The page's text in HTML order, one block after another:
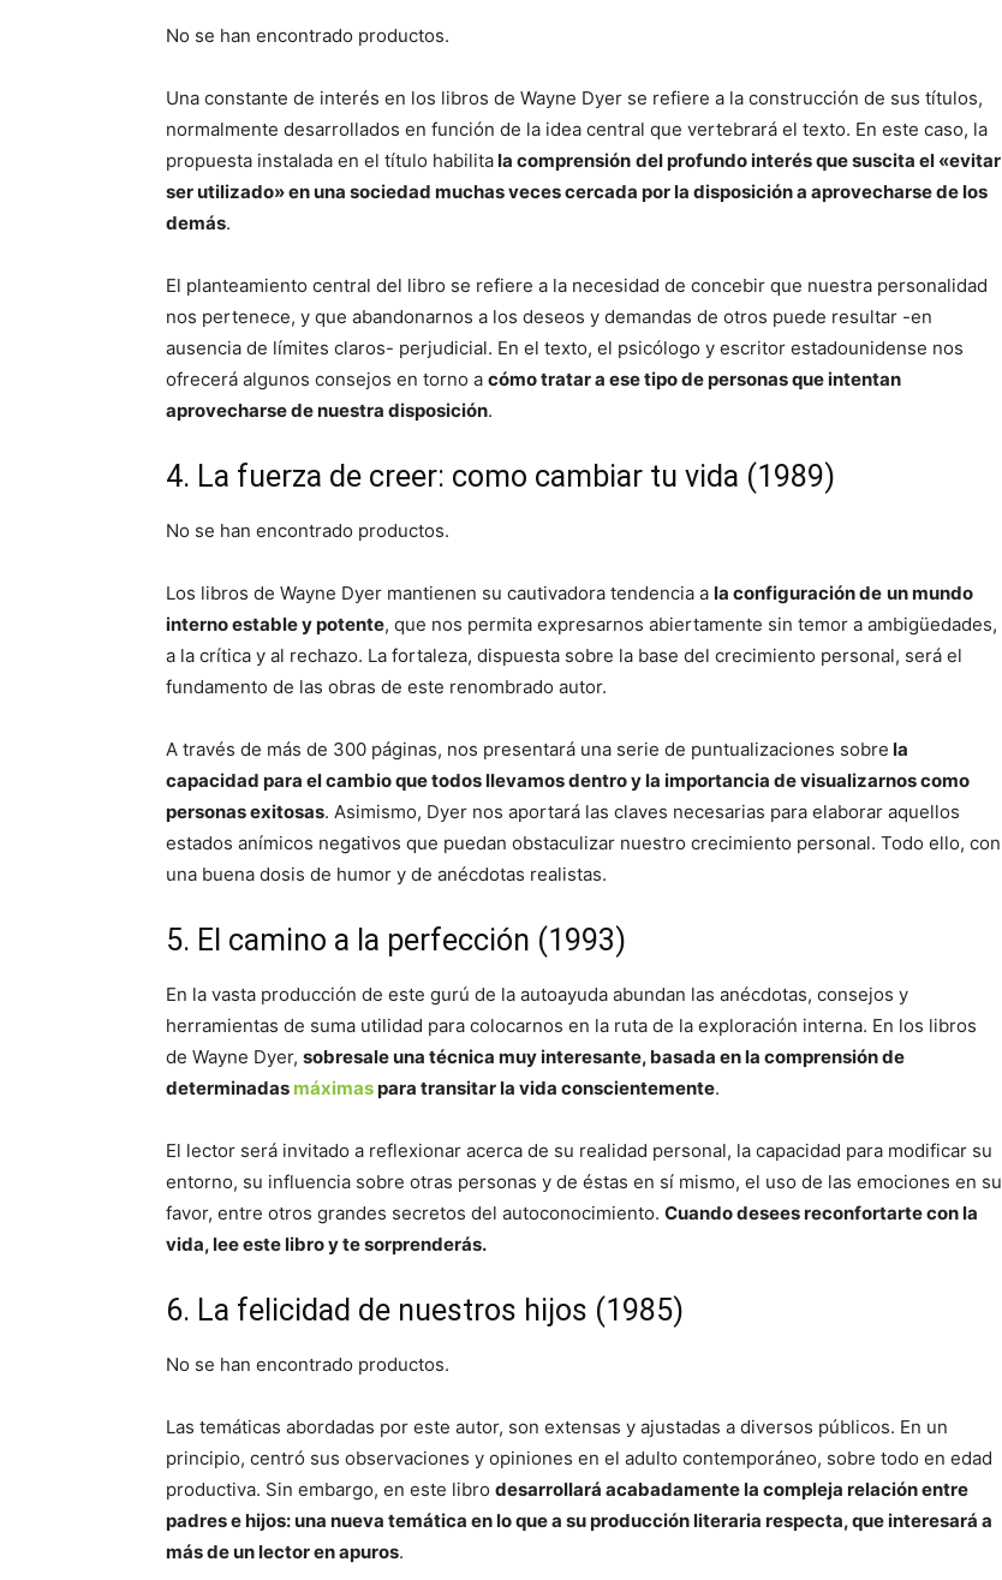
No se han encontrado productos.
Una constante de interés en los libros de Wayne Dyer se refiere a la construcción de sus títulos,
normalmente desarrollados en función de la idea central que vertebrará el texto. En este caso, la
propuesta instalada en el título habilitala comprensión del profundo interés que suscita el «evitar
ser utilizado» en una sociedad muchas veces cercada por la disposición a aprovecharse de los
demás.
El planteamiento central del libro se refiere a la necesidad de concebir que nuestra personalidad
nos pertenece, y que abandonarnos a los deseos y demandas de otros puede resultar -en
ausencia de límites claros- perjudicial. En el texto, el psicólogo y escritor estadounidense nos
ofrecerá algunos consejos en torno a cómo tratar a ese tipo de personas que intentan
aprovecharse de nuestra disposición.
4. La fuerza de creer: como cambiar tu vida (1989)
No se han encontrado productos.
Los libros de Wayne Dyer mantienen su cautivadora tendencia a la configuración de un mundo
interno estable y potente, que nos permita expresarnos abiertamente sin temor a ambigüedades,
a la crítica y al rechazo. La fortaleza, dispuesta sobre la base del crecimiento personal, será el
fundamento de las obras de este renombrado autor.
A través de más de 300 páginas, nos presentará una serie de puntualizaciones sobre la
capacidad para el cambio que todos llevamos dentro y la importancia de visualizarnos como
personas exitosas. Asimismo, Dyer nos aportará las claves necesarias para elaborar aquellos
estados anímicos negativos que puedan obstaculizar nuestro crecimiento personal. Todo ello, con
una buena dosis de humor y de anécdotas realistas.
5. El camino a la perfección (1993)
En la vasta producción de este gurú de la autoayuda abundan las anécdotas, consejos y
herramientas de suma utilidad para colocarnos en la ruta de la exploración interna. En los libros
de Wayne Dyer, sobresale una técnica muy interesante, basada en la comprensión de
determinadas máximaspara transitar la vida conscientemente.
El lector será invitado a reflexionar acerca de su realidad personal, la capacidad para modificar su
entorno, su influencia sobre otras personas y de éstas en sí mismo, el uso de las emociones en su
favor, entre otros grandes secretos del autoconocimiento. Cuando desees reconfortarte con la
vida, lee este libro y te sorprenderás.
6. La felicidad de nuestros hijos (1985)
No se han encontrado productos.
Las temáticas abordadas por este autor, son extensas y ajustadas a diversos públicos. En un
principio, centró sus observaciones y opiniones en el adulto contemporáneo, sobre todo en edad
productiva. Sin embargo, en este libro desarrollará acabadamente la compleja relación entre
padres e hijos: una nueva temática en lo que a su producción literaria respecta, que interesará a
más de un lector en apuros.